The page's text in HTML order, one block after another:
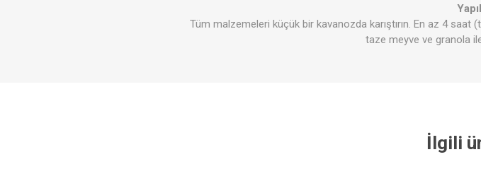
Tüm malzemeleri küçük bir kavanozda karıştırın. En az 4
taze meyve ve granola
İlgili